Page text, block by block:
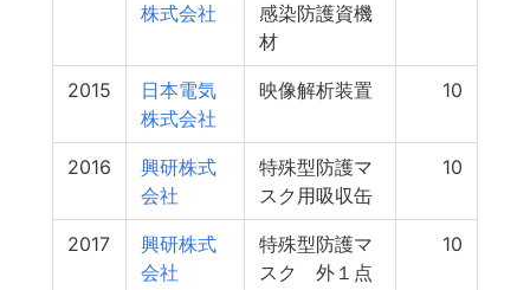
株式会社
感染防護資機
材
2015
日本電気
株式会社
映像解析装置 10
2016
興研株式
会社
特殊型防護マ
スク用吸収缶
10
2017
興研株式
会社
特殊型防護マ
スク 外１点
10